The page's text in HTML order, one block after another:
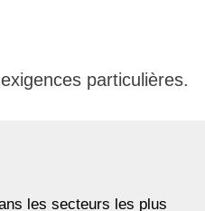
particulières.
les secteurs les plus